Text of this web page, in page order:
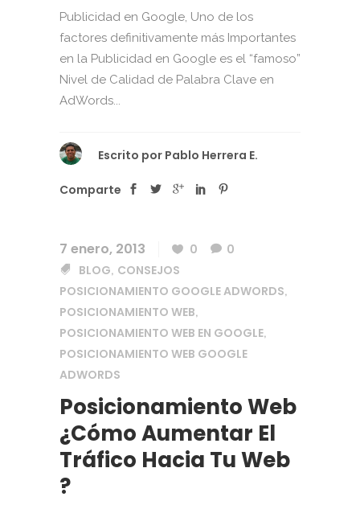
Publicidad en Google, Uno de los
factores definitivamente más Importantes
en la Publicidad en Google es el “famoso”
Nivel de Calidad de Palabra Clave en
AdWords...
Escrito por Pablo Herrera E.
Comparte
7 enero, 2013 0
0
BLOG, CONSEJOS
POSICIONAMIENTO GOOGLE ADWORDS,
POSICIONAMIENTO WEB,
POSICIONAMIENTO WEB EN GOOGLE,
POSICIONAMIENTO WEB GOOGLE
ADWORDS
Posicionamiento Web
¿Cómo Aumentar El
Tráfico Hacia Tu Web
?